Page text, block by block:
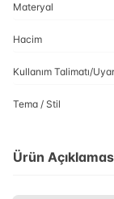
Materyal
Hacim
Kullanım Talimatı/
Tema / Stil
Ürün